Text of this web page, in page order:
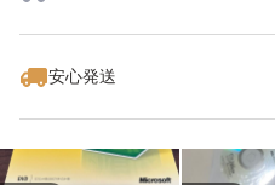
安心発送